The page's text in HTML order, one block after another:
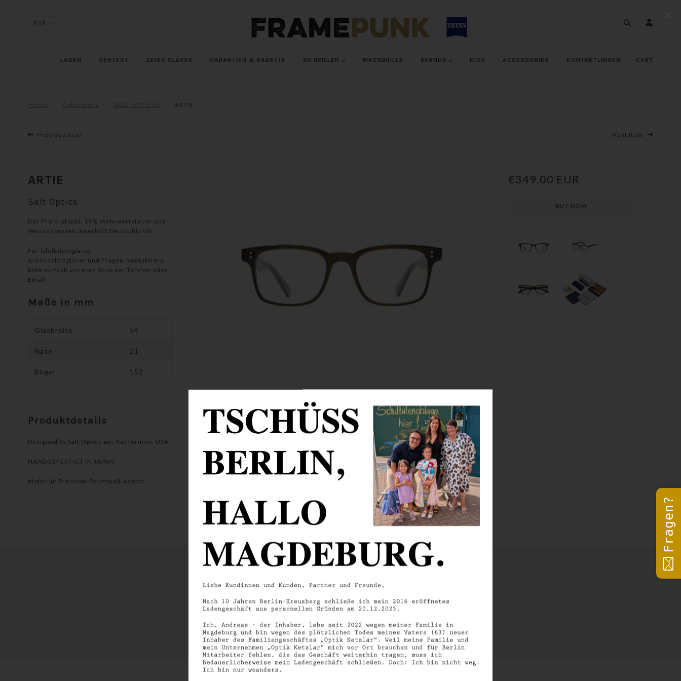
LADEN SEHTEST ZEISS GLÄSER GARANTIEN & RABATTE 3D BRILLEN MASSBRILLE BRANDS KIDS ACCESSORIES KONTAKTLINSEN CART
ARTIE
Previous Item Next Item
ARTIE
Salt Optics
€349.00 EUR
Der Preis ist inkl. 19% Mehrwertsteuer und
Versandkosten innerhalb Deutschlands.
Für Gleitsichtgläser,
Arbeitsplatzgläser und Fragen, kontaktiere
bitte einfach unseren Shop per Telefon oder
Email.
Maße in mm
Glasbreite 54
Nase 21
Bügel 152
Produktdetails
Designed by Salt Optics aus Kalifornien, USA
HANDGEFERTIGT IN JAPAN
Material: Premium Baumwoll-Acetat
Fragen?